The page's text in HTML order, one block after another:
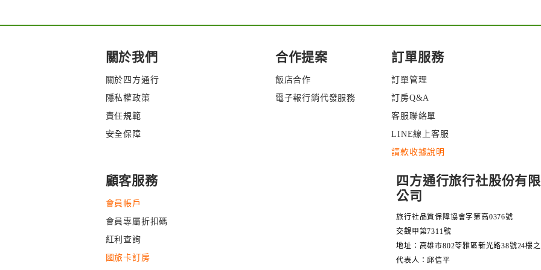
關於我們
關於四方通行
隱私權政策
責任規範
安全保障
合作提案
飯店合作
電子報行銷代發服務
訂單服務
訂單管理
訂房Q&A
客服聯絡單
LINE線上客服
請款收據說明
顧客服務
會員帳戶
會員專屬折扣碼
紅利查詢
國旅卡訂房
四方通行旅行社股份有限
公司
旅行社品質保障協會字第高0376號
交觀甲第7311號
地址：高雄市802苓雅區新光路38號24樓
代表人：邱信平